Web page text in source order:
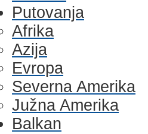
Putovanja
Afrika
Azija
Evropa
Severna Amerika
Južna Amerika
Balkan